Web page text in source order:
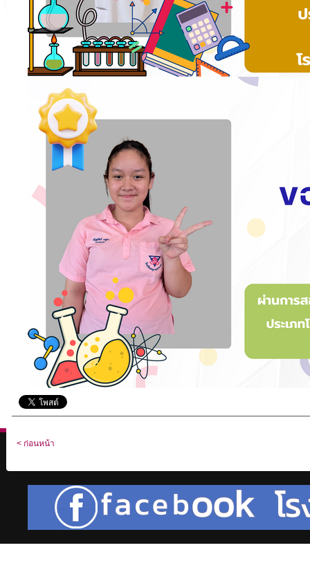
< ก่อนหน้า